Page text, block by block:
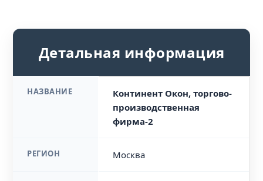
Детальная информация
НАЗВАНИЕ
Континент Окон, торгово-
производственная
фирма-2
РЕГИОН Москва